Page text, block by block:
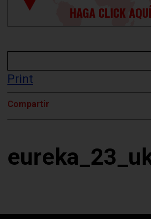
HAGA CLICK
Print
Compartir